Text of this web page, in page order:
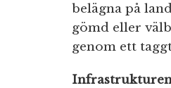
belägna på
gömd eller
genom ett